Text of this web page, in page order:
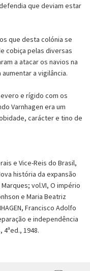
que deviam estar
que desta colónia se
cobiça pelas diversas
a atacar os navios na
a vigilância.
e rígido com os
Varnhagen era um
carácter e tino de
e Vice-Reis do Brasil,
história da expansão
vol.VI, O império
e Maria Beatriz
Francisco Adolfo
e independência
1948.